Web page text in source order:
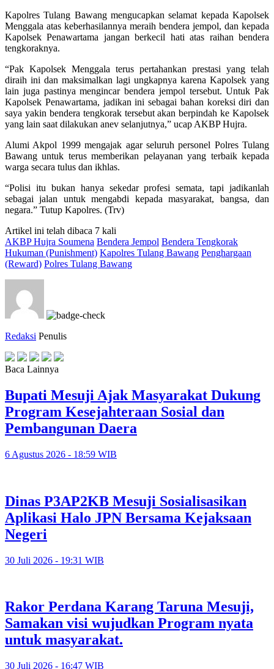
Kapolres Tulang Bawang mengucapkan selamat kepada Kapolsek
Menggala atas keberhasilannya meraih bendera jempol, dan kepada
Kapolsek Penawartama jangan berkecil hati atas raihan bendera
tengkoraknya.
“Pak Kapolsek Menggala terus pertahankan prestasi yang telah
diraih ini dan maksimalkan lagi ungkapnya karena Kapolsek yang
lain juga pastinya mengincar bendera jempol tersebut. Untuk Pak
Kapolsek Penawartama, jadikan ini sebagai bahan koreksi diri dan
saya yakin bendera tengkorak tersebut akan berpindah ke Kapolsek
yang lain saat dilakukan anev selanjutnya,” ucap AKBP Hujra.
Alumi Akpol 1999 mengajak agar seluruh personel Polres Tulang
Bawang untuk terus memberikan pelayanan yang terbaik kepada
warga secara tulus dan ikhlas.
“Polisi itu bukan hanya sekedar profesi semata, tapi jadikanlah
sebagai jalan untuk mengabdi kepada masyarakat, bangsa, dan
negara.” Tutup Kapolres. (Trv)
Artikel ini telah dibaca 7 kali
AKBP Hujra Soumena Bendera Jempol Bendera Tengkorak
Hukuman (Punishment) Kapolres Tulang Bawang Penghargaan
(Reward) Polres Tulang Bawang
Redaksi Penulis
Baca Lainnya
Bupati Mesuji Ajak Masyarakat Dukung
Program Kesejahteraan Sosial dan
Pembangunan Daera
6 Agustus 2026 - 18:59 WIB
Dinas P3AP2KB Mesuji Sosialisasikan
Aplikasi Halo JPN Bersama Kejaksaan
Negeri
30 Juli 2026 - 19:31 WIB
Rakor Perdana Karang Taruna Mesuji,
Samakan visi wujudkan Program nyata
untuk masyarakat.
30 Juli 2026 - 16:47 WIB